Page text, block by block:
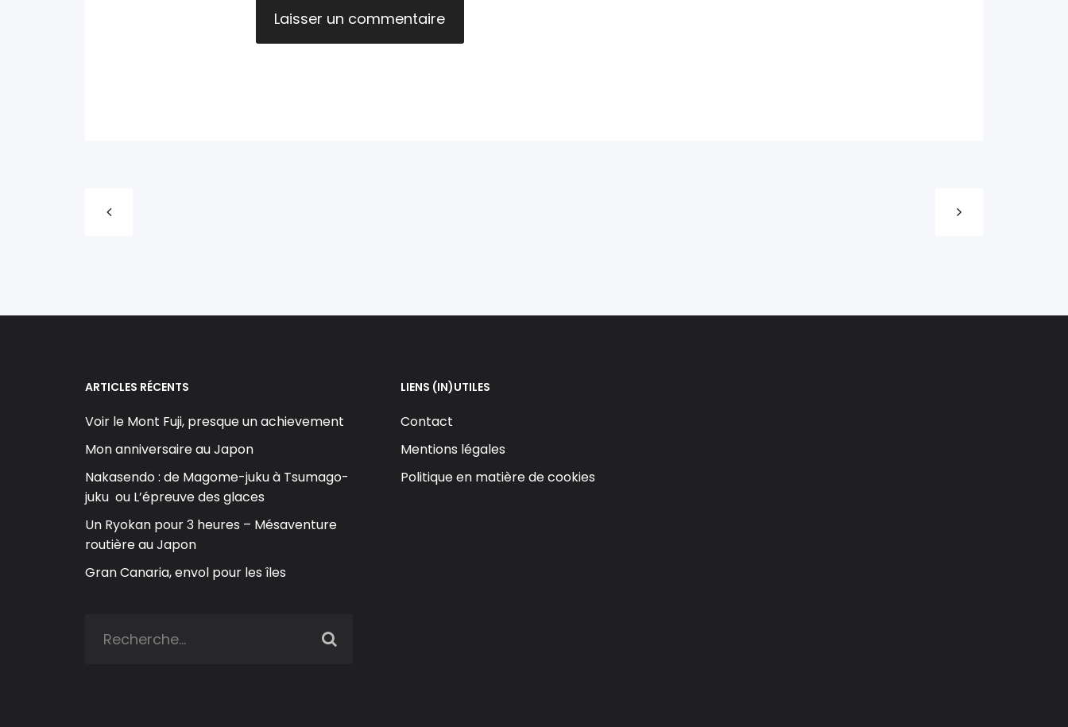
ARTICLES RÉCENTS
Voir le Mont Fuji, presque un achievement
Mon anniversaire au Japon
Nakasendo : de Magome-juku à Tsumago-
juku ou L’épreuve des glaces
Un Ryokan pour 3 heures – Mésaventure
routière au Japon
Gran Canaria, envol pour les îles
LIENS (IN)UTILES
Contact
Mentions légales
Politique en matière de cookies